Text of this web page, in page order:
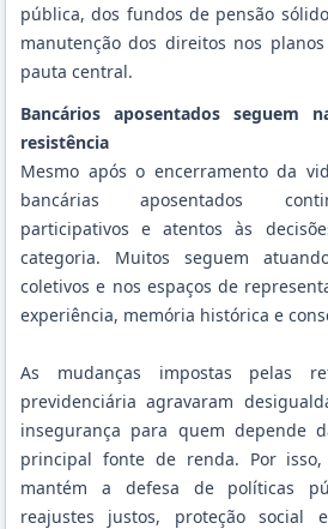
pública, dos fundos de pensão
manutenção dos direitos nos
pauta central.
Bancários aposentados
resistência
Mesmo após o encerramento da
bancárias aposentados
participativos e atentos às
categoria. Muitos seguem
coletivos e nos espaços de
experiência, memória histórica e
As mudanças impostas pelas
previdenciária agravaram
insegurança para quem depende
principal fonte de renda. Por
mantém a defesa de políticas
reajustes justos, proteção social